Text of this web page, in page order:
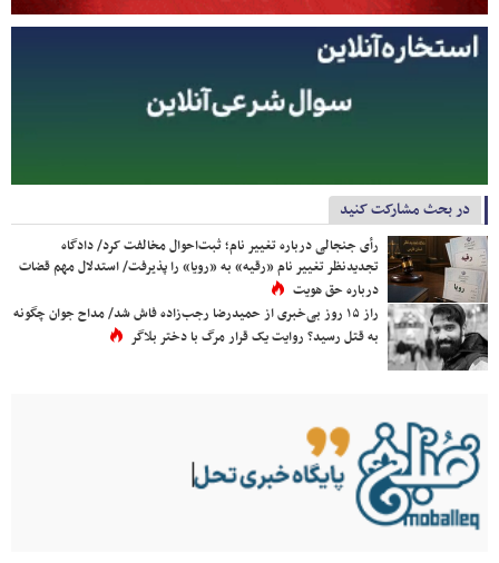
در بحث مشارکت کنید
رأی جنجالی درباره تغییر نام؛ ثبت‌احوال مخالفت کرد/ دادگاه
تجدیدنظر تغییر نام «رقیه» به «رویا» را پذیرفت/ استدلال مهم قضات
درباره حق هویت
راز ۱۵ روز بی‌خبری از حمیدرضا رجب‌زاده فاش شد/ مداح جوان چگونه
به قتل رسید؟ روایت یک قرار مرگ با دختر بلاگر